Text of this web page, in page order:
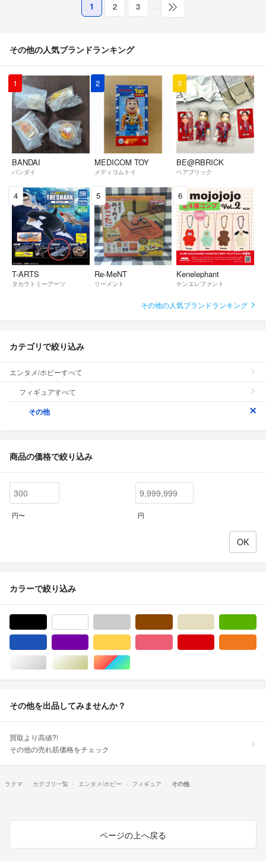
1 2 3 …
その他の人気ブランドランキング
1
BANDAI
バンダイ
2
MEDICOM TOY
メディコムトイ
3
BE@RBRICK
ベアブリック
4
T-ARTS
タカラトミーアーツ
5
Re-MeNT
リーメント
6
Kenelephant
ケンエレファント
その他の人気ブランドランキング
カテゴリで絞り込み
エンタメ/ホビーすべて
フィギュアすべて
その他
商品の価格で絞り込み
円〜 円
カラーで絞り込み
シルバー/銀色系ゴールド/金色系マルチカラー
その他を出品してみませんか？
買取より高値?!
その他の売れ筋価格をチェック
ラクマ カテゴリ一覧 エンタメ/ホビー フィギュア その他
ページの上へ戻る